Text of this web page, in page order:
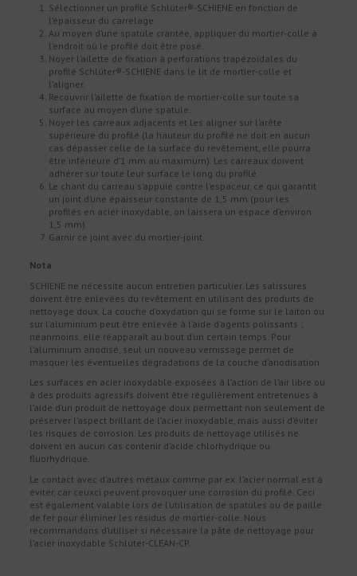
Sélectionner un profilé Schlüter®-SCHIENE en fonction de
l’épaisseur du carrelage.
Au moyen d’une spatule crantée, appliquer du mortier-colle à
l’endroit où le profilé doit être posé.
Noyer l’ailette de fixation à perforations trapézoïdales du
profilé Schlüter®-SCHIENE dans le lit de mortier-colle et
l’aligner.
Recouvrir l’ailette de fixation de mortier-colle sur toute sa
surface au moyen d’une spatule.
Noyer les carreaux adjacents et les aligner sur l’arête
supérieure du profilé (la hauteur du profilé ne doit en aucun
cas dépasser celle de la surface du revêtement, elle pourra
être inférieure d’1 mm au maximum). Les carreaux doivent
adhérer sur toute leur surface le long du profilé.
Le chant du carreau s’appuie contre l’espaceur, ce qui garantit
un joint d’une épaisseur constante de 1,5 mm (pour les
profilés en acier inoxydable, on laissera un espace d’environ
1,5 mm).
Garnir ce joint avec du mortier-joint.
Nota
SCHIENE ne nécessite aucun entretien particulier. Les salissures
doivent être enlevées du revêtement en utilisant des produits de
nettoyage doux. La couche d’oxydation qui se forme sur le laiton ou
sur l’aluminium peut être enlevée à l’aide d’agents polissants ;
néanmoins, elle réapparaît au bout d’un certain temps. Pour
l’aluminium anodisé, seul un nouveau vernissage permet de
masquer les éventuelles dégradations de la couche d’anodisation.
Les surfaces en acier inoxydable exposées à l’action de l’air libre ou
à des produits agressifs doivent être régulièrement entretenues à
l’aide d’un produit de nettoyage doux permettant non seulement de
préserver l’aspect brillant de l’acier inoxydable, mais aussi d’éviter
les risques de corrosion. Les produits de nettoyage utilisés ne
doivent en aucun cas contenir d’acide chlorhydrique ou
fluorhydrique.
Le contact avec d’autres métaux comme par ex. l’acier normal est à
éviter, car ceuxci peuvent provoquer une corrosion du profilé. Ceci
est également valable lors de l’utilisation de spatules ou de paille
de fer pour éliminer les résidus de mortier-colle. Nous
recommandons d’utiliser si nécessaire la pâte de nettoyage pour
l’acier inoxydable Schlüter-CLEAN-CP.